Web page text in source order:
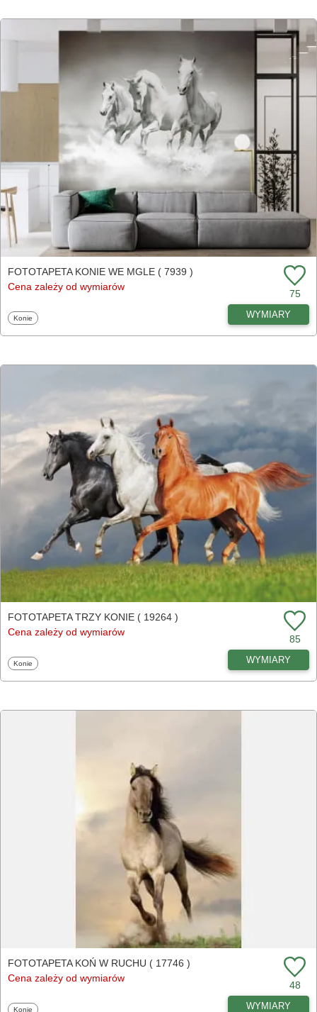
FOTOTAPETA KONIE WE MGLE ( 7939 )
Cena zależy od wymiarów
75
Fototapety
Konie WYMIARY
FOTOTAPETA TRZY KONIE ( 19264 )
Cena zależy od wymiarów
85
Fototapety
Konie WYMIARY
FOTOTAPETA KOŃ W RUCHU ( 17746 )
Cena zależy od wymiarów
48
Fototapety
Konie WYMIARY